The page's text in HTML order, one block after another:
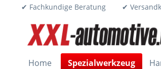
✔ Fachkundige Beratung ✔
Home Spezialwerkzeug